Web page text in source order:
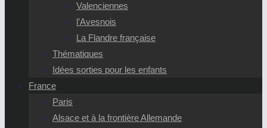
Valenciennes
l’Avesnois
La Flandre française
Thématiques
Idées sorties pour les enfants
France
Paris
Alsace et à la frontière Allemande